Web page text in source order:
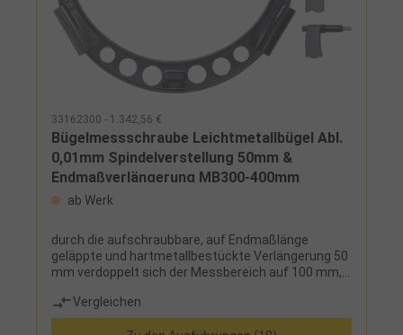
33162300 - 1.342,56 €
Bügelmessschraube Leichtmetallbügel Abl.
0,01mm Spindelverstellung 50mm &
Endmaßverlängerung MB300-400mm
ab Werk
durch die aufschraubbare, auf Endmaßlänge
geläppte und hartmetallbestückte Verlängerung 50
mm verdoppelt sich der Messbereich auf 100 mm,
Spindeldurchmesser 10 mm, stabiler
Leichtmetallbügel, Friktionskupplung,
Vergleichen